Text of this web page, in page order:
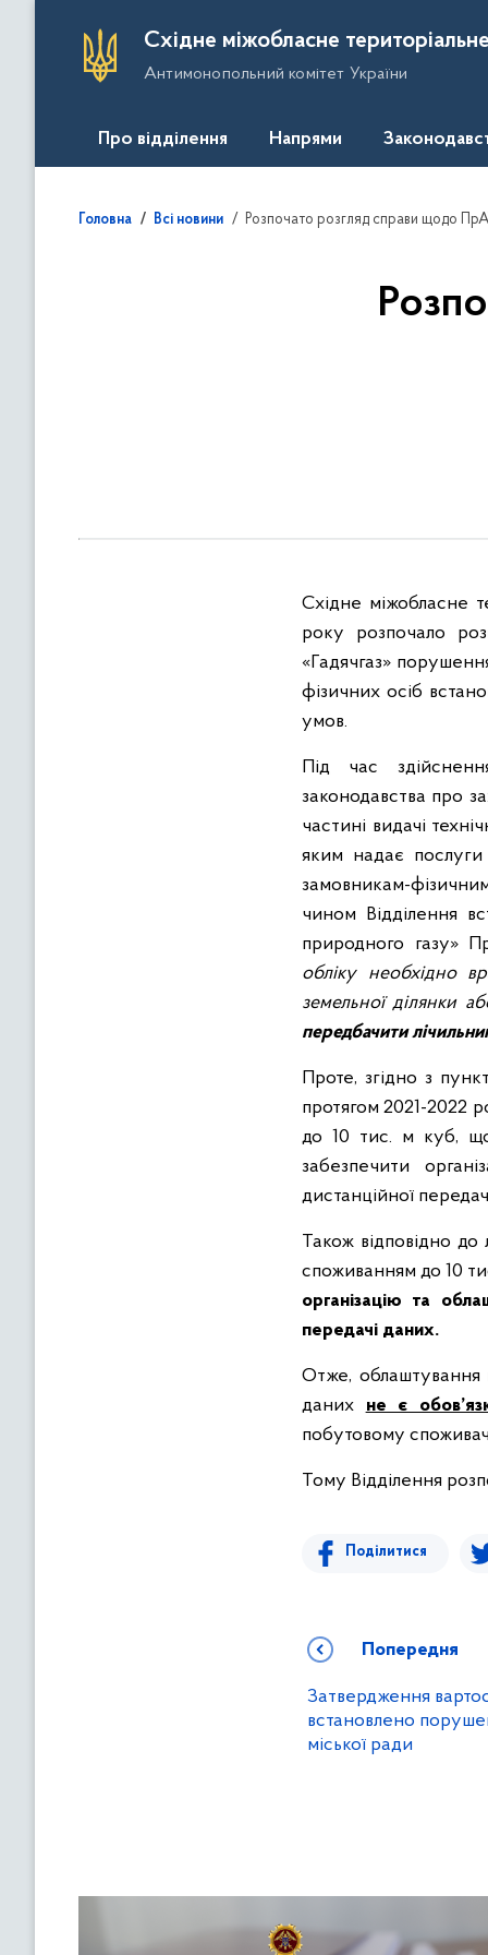
Східне міжобласне
Антимонопольний комітет України
Про відділення Напрями
Головна Всі новини Розпочато розгляд справи щодо
Східне міжобласне
року розпочало
«Гадячгаз»
фізичних осіб
умов.
Під час
законодавства про
частині видачі
яким надає послуги
замовникам-
чином Відділення
природного газу»
обліку необхідно
земельної ділянки
передбачити
Проте, згідно з
протягом 2021-2022
до 10 тис. м куб, що
забезпечити
дистанційної
Також відповідно
споживанням до 10
організацію та
передачі даних.
Отже, облаштування
даних не є
побутовому
Тому Відділення
Поділитися
Попередня
Затвердження
встановлено
міської ради